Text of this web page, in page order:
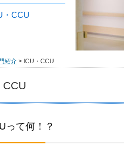
・CCU
紹介 > ICU・CCU
CCU
って何！？